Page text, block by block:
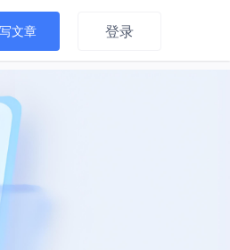
写文章 登录